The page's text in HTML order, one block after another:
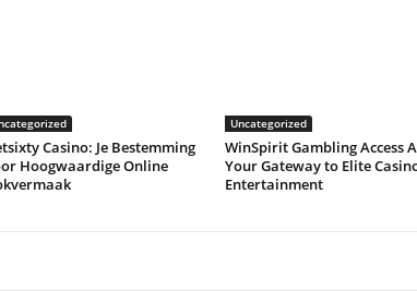
Casino: Je Bestemming
Hoogwaardige Online
Uncategorized
WinSpirit Gambling Access
Your Gateway to Elite
Entertainment